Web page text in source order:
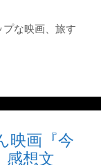
プな映画、 旅す
映画『今
感想文